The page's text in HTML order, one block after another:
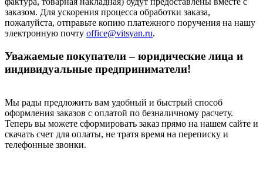
заказом. Для ускорения процесса обработки заказа,
пожалуйста, отправьте копию платежного поручения на нашу
электронную почту office@vitsyan.ru.
Уважаемые покупатели – юридические лица и
индивидуальные предприниматели!
Мы рады предложить вам удобный и быстрый способ
оформления заказов с оплатой по безналичному расчету.
Теперь вы можете сформировать заказ прямо на нашем сайте и
скачать счет для оплаты, не тратя время на переписку и
телефонные звонки.